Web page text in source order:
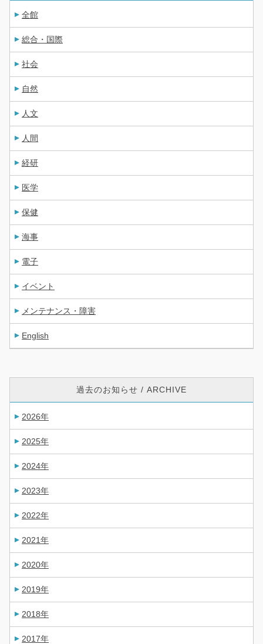
全館
総合・国際
社会
自然
人文
人間
経研
医学
保健
海事
電子
イベント
メンテナンス・障害
English
過去のお知らせ / ARCHIVE
2026年
2025年
2024年
2023年
2022年
2021年
2020年
2019年
2018年
2017年